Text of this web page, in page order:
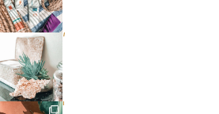
פעילות ממש מגניבה עכשיו
אומרים שאם מצמידים קונכיה מ
מישהו #הסטודיושלקורין - פינה חדשה